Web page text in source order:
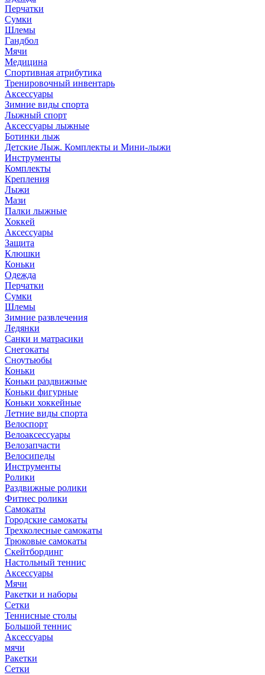
Перчатки
Сумки
Шлемы
Гандбол
Мячи
Медицина
Спортивная атрибутика
Тренировочный инвентарь
Аксессуары
Зимние виды спорта
Лыжный спорт
Аксессуары лыжные
Ботинки лыж
Детские Лыж. Комплекты и Мини-лыжи
Инструменты
Комплекты
Крепления
Лыжи
Мази
Палки лыжные
Хоккей
Аксессуары
Защита
Клюшки
Коньки
Одежда
Перчатки
Сумки
Шлемы
Зимние развлечения
Ледянки
Санки и матрасики
Снегокаты
Сноутьюбы
Коньки
Коньки раздвижные
Коньки фигурные
Коньки хоккейные
Летние виды спорта
Велоспорт
Велоаксессуары
Велозапчасти
Велосипеды
Инструменты
Ролики
Раздвижные ролики
Фитнес ролики
Самокаты
Городские самокаты
Трехколесные самокаты
Трюковые самокаты
Скейтбординг
Настольный теннис
Аксессуары
Мячи
Ракетки и наборы
Сетки
Теннисные столы
Большой теннис
Аксессуары
мячи
Ракетки
Сетки